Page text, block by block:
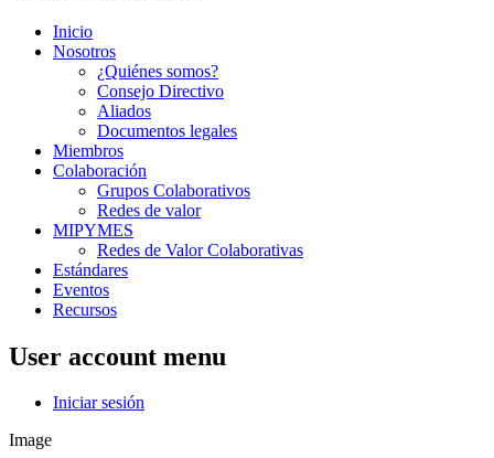
Inicio
Nosotros
¿Quiénes somos?
Consejo Directivo
Aliados
Documentos legales
Miembros
Colaboración
Grupos Colaborativos
Redes de valor
MIPYMES
Redes de Valor Colaborativas
Estándares
Eventos
Recursos
User account menu
Iniciar sesión
Image